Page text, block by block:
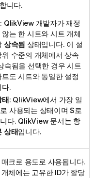
니다.
: QlikView 개발자가 재정
않는 한 시트와 시트 개체
상속됨 상태입니다. 이 설
위 수준의 개체에서 상속
속됨을 선택한 경우 시트
트도 시트와 동일한 설정
다.
태: QlikView에서 가장 일
사용되는 상태이며 $로
다. QlikView 문서는 항
상태입니다.
크로 용도로 사용됩니다.
체에는 고유한 ID가 할당